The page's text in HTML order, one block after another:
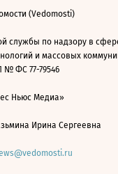
(Vedomosti)
службы по надзору в
и массовых
№ ФС 77-79546
Ньюс Медиа»
Ирина Сергеевна